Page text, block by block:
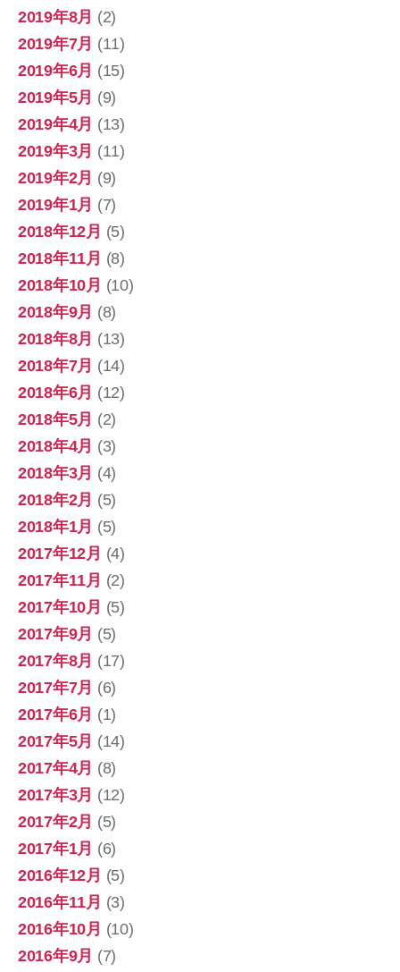
2019年8月 (2)
2019年7月 (11)
2019年6月 (15)
2019年5月 (9)
2019年4月 (13)
2019年3月 (11)
2019年2月 (9)
2019年1月 (7)
2018年12月 (5)
2018年11月 (8)
2018年10月 (10)
2018年9月 (8)
2018年8月 (13)
2018年7月 (14)
2018年6月 (12)
2018年5月 (2)
2018年4月 (3)
2018年3月 (4)
2018年2月 (5)
2018年1月 (5)
2017年12月 (4)
2017年11月 (2)
2017年10月 (5)
2017年9月 (5)
2017年8月 (17)
2017年7月 (6)
2017年6月 (1)
2017年5月 (14)
2017年4月 (8)
2017年3月 (12)
2017年2月 (5)
2017年1月 (6)
2016年12月 (5)
2016年11月 (3)
2016年10月 (10)
2016年9月 (7)